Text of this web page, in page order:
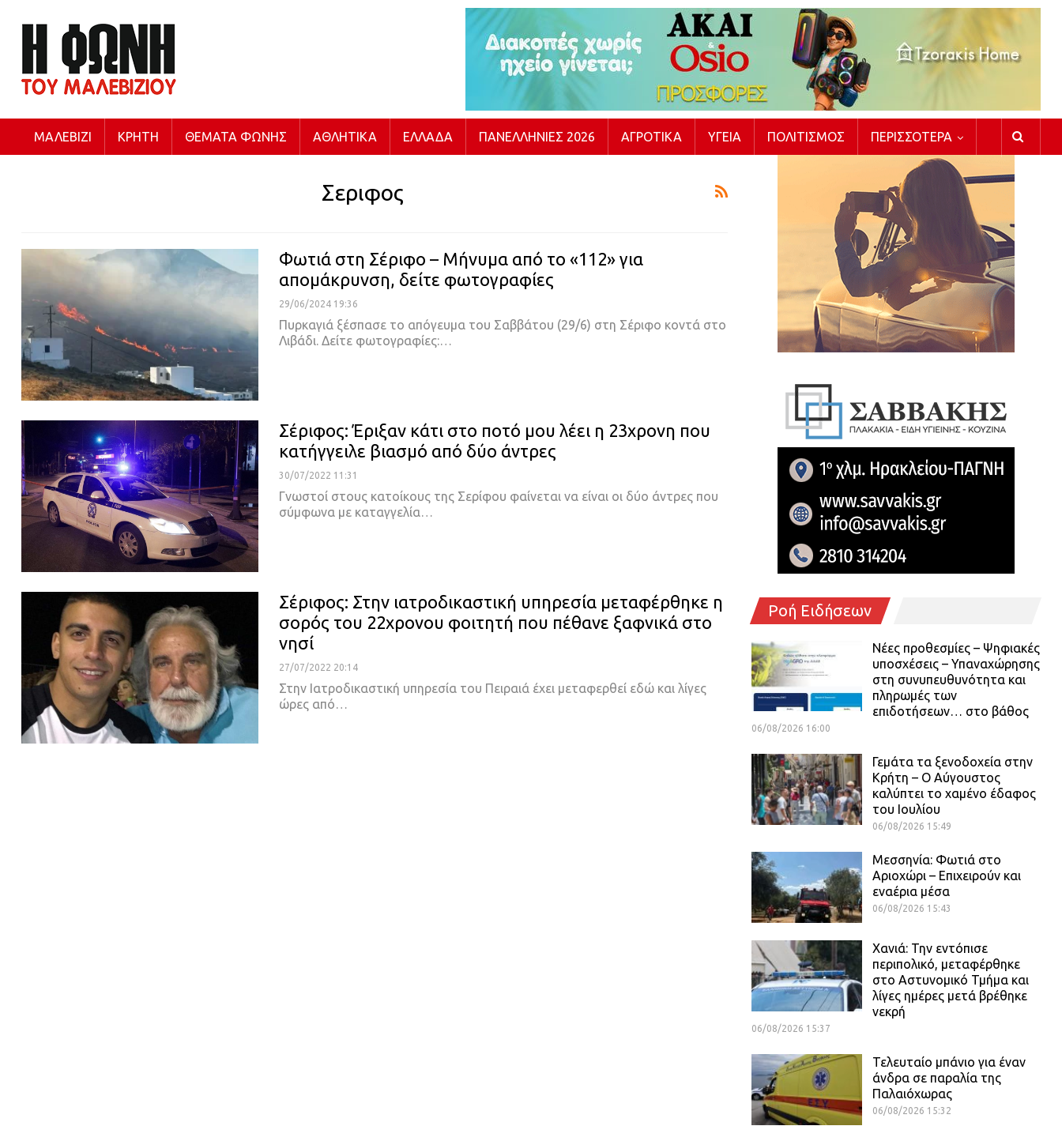
ΜΑΛΕΒΊΖΙ ΚΡΉΤΗ ΘΈΜΑΤΑ ΦΩΝΉΣ ΑΘΛΗΤΙΚΆ ΕΛΛΆΔΑ ΠΑΝΕΛΛΉΝΙΕΣ 2026 ΑΓΡΟΤΙΚΆ ΥΓΕΊΑ ΠΟΛΙΤΙΣΜΌΣ ΠΕΡΙΣΣΌΤΕΡΑ
Σεριφος
Φωτιά στη Σέριφο – Μήνυμα από το «112» για
απομάκρυνση, δείτε φωτογραφίες
29/06/2024 19:36
Πυρκαγιά ξέσπασε το απόγευμα του Σαββάτου (29/6) στη Σέριφο κοντά στο
Λιβάδι. Δείτε φωτογραφίες:…
Σέριφος: Έριξαν κάτι στο ποτό μου λέει η 23χρονη που
κατήγγειλε βιασμό από δύο άντρες
30/07/2022 11:31
Γνωστοί στους κατοίκους της Σερίφου φαίνεται να είναι οι δύο άντρες που
σύμφωνα με καταγγελία…
Σέριφος: Στην ιατροδικαστική υπηρεσία μεταφέρθηκε η
σορός του 22χρονου φοιτητή που πέθανε ξαφνικά στο
νησί
27/07/2022 20:14
Στην Ιατροδικαστική υπηρεσία του Πειραιά έχει μεταφερθεί εδώ και λίγες
ώρες από…
Ροή Ειδήσεων
Νέες προθεσμίες – Ψηφιακές
υποσχέσεις – Υπαναχώρησης
στη συνυπευθυνότητα και
πληρωμές των
επιδοτήσεων… στο βάθος
06/08/2026 16:00
Γεμάτα τα ξενοδοχεία στην
Κρήτη – Ο Αύγουστος
καλύπτει το χαμένο έδαφος
του Ιουλίου
06/08/2026 15:49
Μεσσηνία: Φωτιά στο
Αριοχώρι – Επιχειρούν και
εναέρια μέσα
06/08/2026 15:43
Χανιά: Την εντόπισε
περιπολικό, μεταφέρθηκε
στο Αστυνομικό Τμήμα και
λίγες ημέρες μετά βρέθηκε
νεκρή
06/08/2026 15:37
Τελευταίο μπάνιο για έναν
άνδρα σε παραλία της
Παλαιόχωρας
06/08/2026 15:32